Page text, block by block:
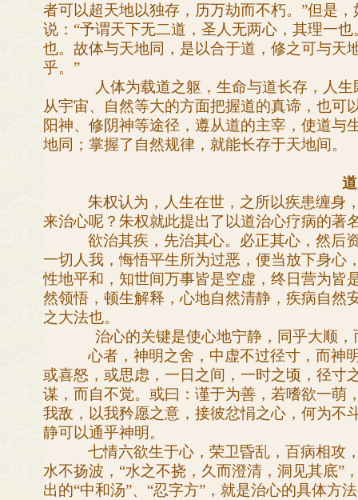
者可以超天地以独存，历万劫而不朽。”但是
说：“予谓天下无二道，圣人无两心，其理一
也。故体与天地同，是以合于道，修之可与天
乎。”
人体为载道之躯，生命与道长存，人
从宇宙、自然等大的方面把握道的真谛，也可
阳神、修阴神等途径，遵从道的主宰，使道
地同；掌握了自然规律，就能长存于天地间。
朱权认为，人生在世，之所以疾患缠身
来治心呢？朱权就此提出了以道治心疗病的著
欲治其疾，先治其心。必正其心，然后
一切人我，悔悟平生所为过恶，便当放下身心
性地平和，知世间万事皆是空虚，终日营为皆
然领悟，顿生解释，心地自然清静，疾病自然
之大法也。
治心的关键是使心地宁静，同乎大顺
心者，神明之舍，中虚不过径寸，而神
或喜怒，或思虑，一日之间，一时之顷，径寸
谋，而自不觉。或曰：谨于为善，若嗜欲一萌
我敌，以我矜愿之意，接彼忿悁之心，何为不
静可以通乎神明。
七情六欲生于心，荣卫昏乱，百病相攻
水不扬波，“水之不挠，久而澄清，洞见其底”
出的“中和汤”、“忍字方”，就是治心的具体方